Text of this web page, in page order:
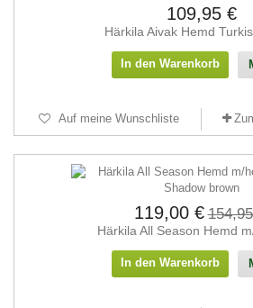
109,95 €
Härkila Aivak Hemd
In den Warenkorb
Auf meine Wunschliste
119,00 €
Härkila All Season Hemd
In den Warenkorb